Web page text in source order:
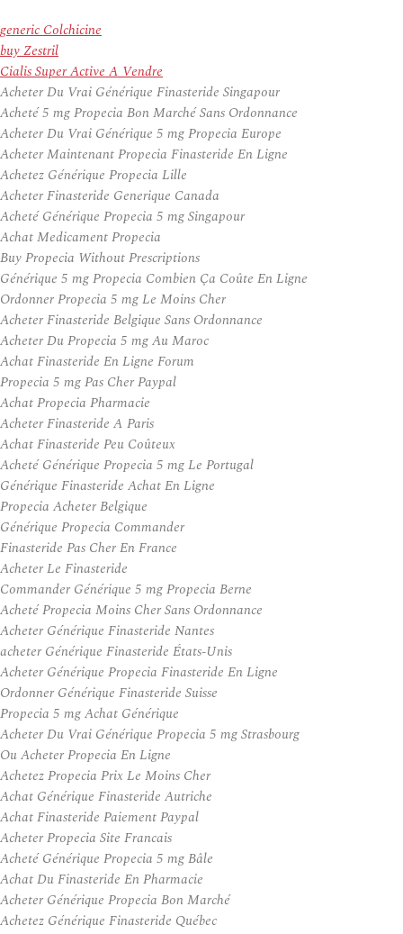
generic Colchicine
buy Zestril
Cialis Super Active A Vendre
Acheter Du Vrai Générique Finasteride Singapour
Acheté 5 mg Propecia Bon Marché Sans Ordonnance
Acheter Du Vrai Générique 5 mg Propecia Europe
Acheter Maintenant Propecia Finasteride En Ligne
Achetez Générique Propecia Lille
Acheter Finasteride Generique Canada
Acheté Générique Propecia 5 mg Singapour
Achat Medicament Propecia
Buy Propecia Without Prescriptions
Générique 5 mg Propecia Combien Ça Coûte En Ligne
Ordonner Propecia 5 mg Le Moins Cher
Acheter Finasteride Belgique Sans Ordonnance
Acheter Du Propecia 5 mg Au Maroc
Achat Finasteride En Ligne Forum
Propecia 5 mg Pas Cher Paypal
Achat Propecia Pharmacie
Acheter Finasteride A Paris
Achat Finasteride Peu Coûteux
Acheté Générique Propecia 5 mg Le Portugal
Générique Finasteride Achat En Ligne
Propecia Acheter Belgique
Générique Propecia Commander
Finasteride Pas Cher En France
Acheter Le Finasteride
Commander Générique 5 mg Propecia Berne
Acheté Propecia Moins Cher Sans Ordonnance
Acheter Générique Finasteride Nantes
acheter Générique Finasteride États-Unis
Acheter Générique Propecia Finasteride En Ligne
Ordonner Générique Finasteride Suisse
Propecia 5 mg Achat Générique
Acheter Du Vrai Générique Propecia 5 mg Strasbourg
Ou Acheter Propecia En Ligne
Achetez Propecia Prix Le Moins Cher
Achat Générique Finasteride Autriche
Achat Finasteride Paiement Paypal
Acheter Propecia Site Francais
Acheté Générique Propecia 5 mg Bâle
Achat Du Finasteride En Pharmacie
Acheter Générique Propecia Bon Marché
Achetez Générique Finasteride Québec